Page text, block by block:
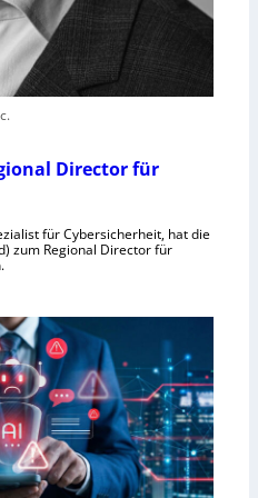
Director für
für Cybersicherheit, hat die
zum Regional Director für